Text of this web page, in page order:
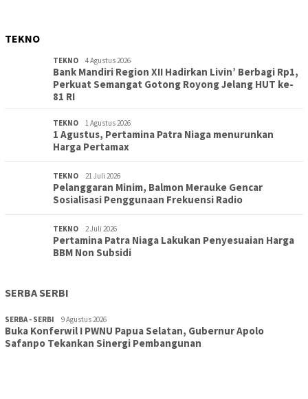
TEKNO
TEKNO 4 Agustus 2026
Bank Mandiri Region XII Hadirkan Livin’ Berbagi Rp1,
Perkuat Semangat Gotong Royong Jelang HUT ke-
81 RI
TEKNO 1 Agustus 2026
1 Agustus, Pertamina Patra Niaga menurunkan
Harga Pertamax
TEKNO 21 Juli 2026
Pelanggaran Minim, Balmon Merauke Gencar
Sosialisasi Penggunaan Frekuensi Radio
TEKNO 2 Juli 2026
Pertamina Patra Niaga Lakukan Penyesuaian Harga
BBM Non Subsidi
SERBA SERBI
SERBA - SERBI 9 Agustus 2026
Buka Konferwil I PWNU Papua Selatan, Gubernur Apolo
Safanpo Tekankan Sinergi Pembangunan
TOPIK 9 Agustus 2026
Konferwil I PWNU Papua Selatan Resmi Digelar, Siapkan